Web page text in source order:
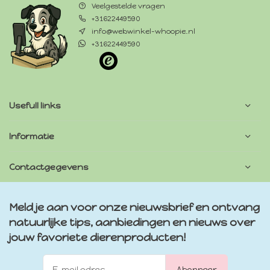
Veelgestelde vragen
+31622449590
info@webwinkel-whoopie.nl
+31622449590
Usefull links
Informatie
Contactgegevens
Meld je aan voor onze nieuwsbrief en ontvang
natuurlijke tips, aanbiedingen en nieuws over
jouw favoriete dierenproducten!